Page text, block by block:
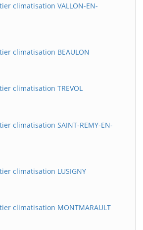
climatisation VALLON-EN-
climatisation BEAULON
climatisation TREVOL
climatisation SAINT-REMY-EN-
climatisation LUSIGNY
climatisation MONTMARAULT